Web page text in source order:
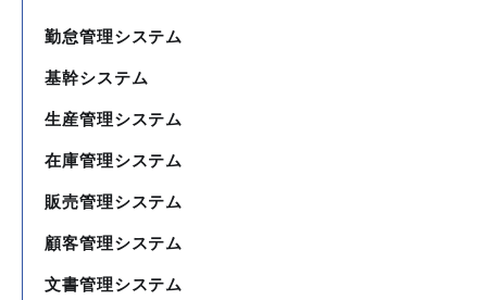
勤怠管理システム
基幹システム
生産管理システム
在庫管理システム
販売管理システム
顧客管理システム
文書管理システム